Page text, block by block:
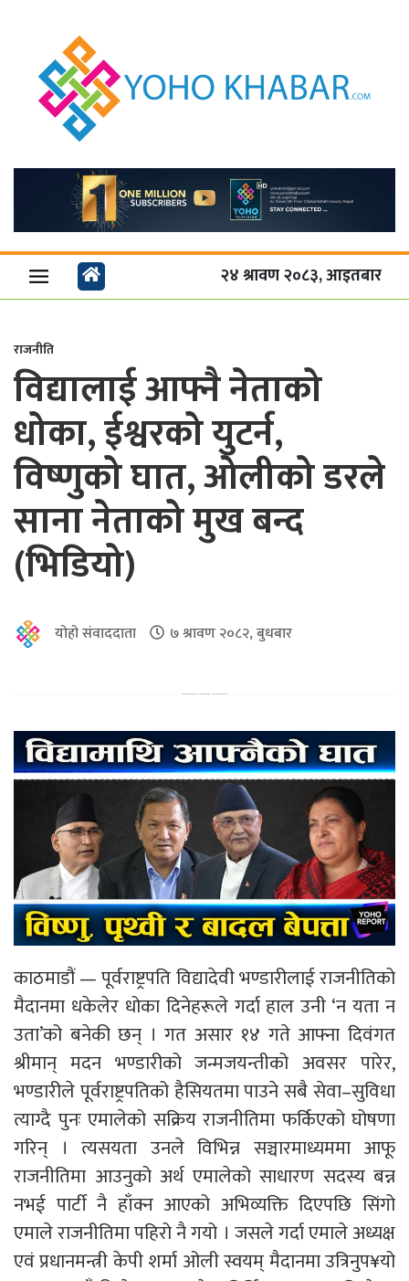
२४ श्रावण २०८३, आइतबार
राजनीति
विद्यालाई आफ्नै नेताको
धोका, ईश्वरको युटर्न,
विष्णुको घात, ओलीको डरले
साना नेताको मुख बन्द
(भिडियो)
योहो संवाददाता ७ श्रावण २०८२, बुधबार
काठमाडौं — पूर्वराष्ट्रपति विद्यादेवी भण्डारीलाई राजनीतिको
मैदानमा धकेलेर धोका दिनेहरूले गर्दा हाल उनी ‘न यता न
उता’को बनेकी छन् । गत असार १४ गते आफ्ना दिवंगत
श्रीमान् मदन भण्डारीको जन्मजयन्तीको अवसर पारेर,
भण्डारीले पूर्वराष्ट्रपतिको हैसियतमा पाउने सबै सेवा–सुविधा
त्याग्दै पुनः एमालेको सक्रिय राजनीतिमा फर्किएको घोषणा
गरिन् । त्यसयता उनले विभिन्न सञ्चारमाध्यममा आफू
राजनीतिमा आउनुको अर्थ एमालेको साधारण सदस्य बन्न
नभई पार्टी नै हाँक्न आएको अभिव्यक्ति दिएपछि सिंगो
एमाले राजनीतिमा पहिरो नै गयो । जसले गर्दा एमाले अध्यक्ष
एवं प्रधानमन्त्री केपी शर्मा ओली स्वयम् मैदानमा उत्रिनुप¥यो